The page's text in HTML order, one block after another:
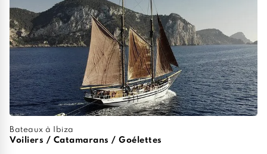
Bateaux à Ibiza
Voiliers / Catamarans / Goélettes